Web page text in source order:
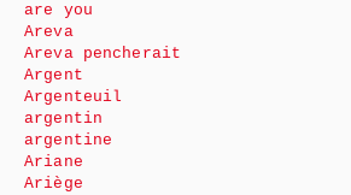
are you
Areva
Areva pencherait
Argent
Argenteuil
argentin
argentine
Ariane
Ariège